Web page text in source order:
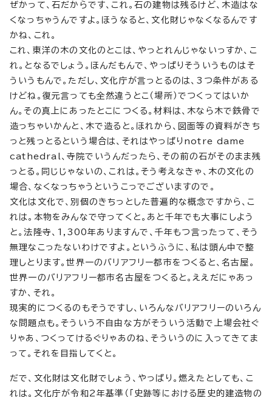
ぜかって、石だからです、これ。石の建物は残るけど、木造はな
くなっちゃうんですよ。ほうなると、文化財じゃなくなるんです
かね、これ。
これ、東洋の木の文化のとこは、やっとれんじゃないっすか、こ
れ。となるでしょう。ほんだもんで、やっぱりそういうものはそ
ういうもんで。ただし、文化庁が言っとるのは、3つ条件がある
けどね。復元言っても全然違うとこ（場所）でつくってはいか
ん。その真上にあったとこにつくる。材料は、木なら木で鉄骨で
造っちゃいかんと、木で造ると。ほれから、図面等の資料がきち
っと残っとるという場合は、それはやっぱりnotre dame
cathedral、寺院でいうんだったら、その前の石がそのまま残
っとる。同じじゃないの、これは。そう考えなきゃ、木の文化の
場合、なくなっちゃうというこっでございますので。
文化は文化で、別個のきちっとした普遍的な概念ですから、こ
れは。本物をみんなで守ってくと。あと千年でも大事にしよう
と。法隆寺、1,300年ありますんで、千年もつ言ったって、そう
無理なこったないわけですよ。というふうに、私は頭ん中で整
理しとります。世界一のバリアフリー都市をつくると、名古屋。
世界一のバリアフリー都市名古屋をつくると。ええだにゃあっ
すか、それ。
現実的につくるのもそうですし、いろんなバリアフリーのいろん
な問題点も。そういう不自由な方がそういう活動で上場会社ぐ
りゃあ、つくってけるぐりゃあのね、そういうのに入ってきてま
って。それを目指してくと。
だで、文化財は文化財でしょう、やっぱり。燃えたとしても、こ
れは。文化庁が令和2年基準（「史跡等における歴史的建造物の